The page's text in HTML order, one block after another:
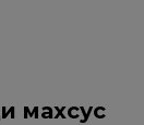
махсус